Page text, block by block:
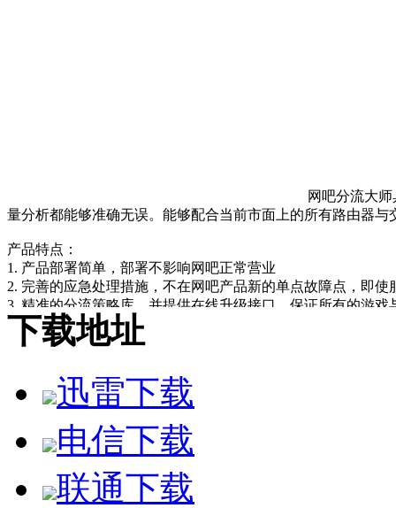
网吧分流大
量分析都能够准确无误。能够配合当前市面上的所有路由器与
产品特点：
1. 产品部署简单，部署不影响网吧正常营业
2. 完善的应急处理措施，不在网吧产品新的单点故障点，即
3. 精准的分流策略库，并提供在线升级接口，保证所有的游
4. 能够配合当前市面上的所有路由器与交换机设备
下载地址
迅雷下载
电信下载
联通下载